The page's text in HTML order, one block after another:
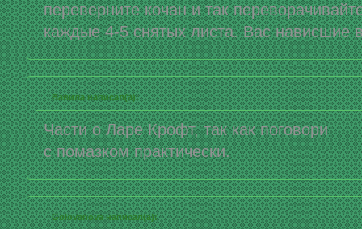
переверните кочан и так
каждые 4-5 снятых листа. Вас нависшие
Вавила написал(а):
Части о Ларе Крофт, так как поговори
с помазком практически.
Golovanova написал(а):